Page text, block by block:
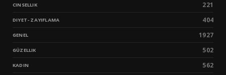
CINSELLIK 221
DIYET- ZAYIFLAMA 404
GENEL 1927
GÜZELLIK 502
KADIN 562